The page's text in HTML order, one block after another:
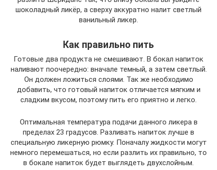
шоколадный ликёр, а сверху аккуратно налит светлый
ванильный ликер.
Как правильно пить
Готовые два продукта не смешивают. В бокал напиток
наливают поочередно: вначале темный, а затем светлый.
Он должен ложиться слоями. Так же необходимо
добавить, что готовый напиток отличается мягким и
сладким вкусом, поэтому пить его приятно и легко.
Оптимальная температура подачи данного ликера в
пределах 23 градусов. Разливать напиток лучше в
специальную ликерную рюмку. Поначалу жидкости могут
немного перемешаться, но если разлить их правильно, то
в бокале напиток будет выглядеть двухслойным.